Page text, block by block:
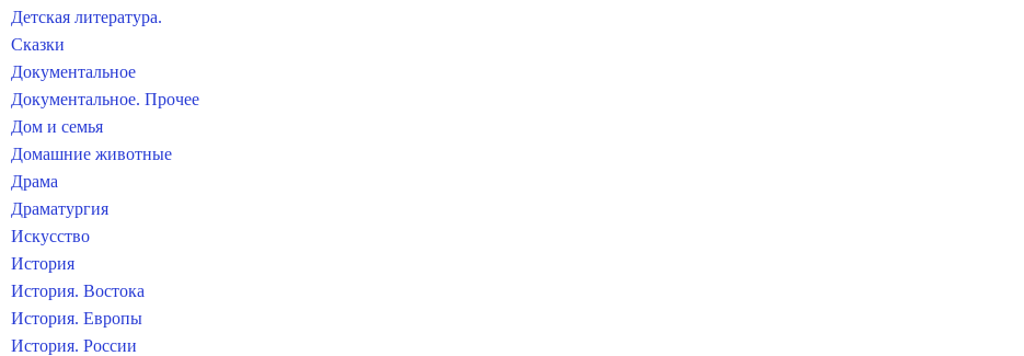
Детская литература.
Сказки
Документальное
Документальное. Прочее
Дом и семья
Домашние животные
Драма
Драматургия
Искусство
История
История. Востока
История. Европы
История. России